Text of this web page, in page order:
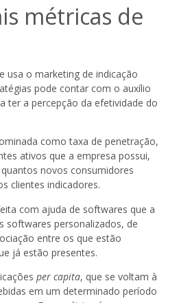
métricas de
usa o marketing de indicação
pode contar com o auxílio
ter a percepção da efetividade do
como taxa de penetração,
ativos que a empresa possui,
novos consumidores
clientes indicadores.
com ajuda de softwares que a
softwares personalizados, de
entre os que estão
já estão presentes.
per capita, que se voltam à
em um determinado período